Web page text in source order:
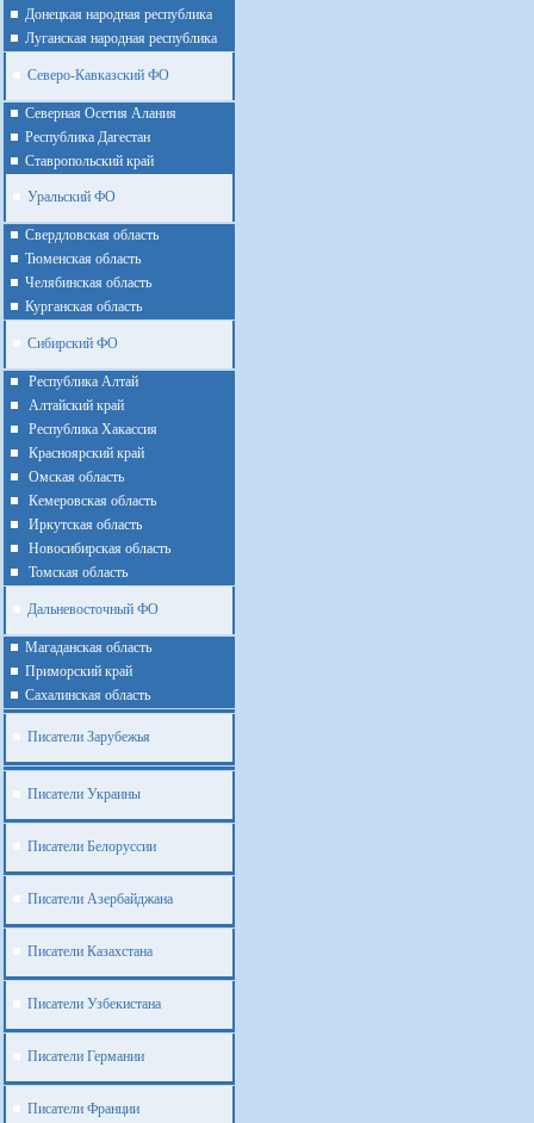
Донецкая народная республика
Луганская народная республика
Северо-Кавказский ФО
Северная Осетия Алания
Республика Дагестан
Ставропольский край
Уральский ФО
Cвердловская область
Тюменская область
Челябинская область
Курганская область
Сибирский ФО
Республика Алтай
Алтайcкий край
Республика Хакассия
Красноярский край
Омская область
Кемеровская область
Иркутская область
Новосибирская область
Томская область
Дальневосточный ФО
Магаданская область
Приморский край
Cахалинская область
Писатели Зарубежья
Писатели Украины
Писатели Белоруссии
Писатели Азербайджана
Писатели Казахстана
Писатели Узбекистана
Писатели Германии
Писатели Франции